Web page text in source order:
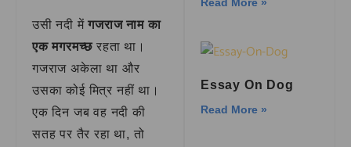
उसी नदी मेंगजराज नाम का
एक मगरमच्छ रहता था।
गजराज अकेला था और
उसका कोई मित्र नहीं था।
एक दिन जब वह नदी की
सतह पर तैर रहा था, तो
Read More »
Essay On Dog
Read More »